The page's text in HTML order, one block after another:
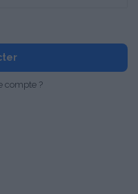
compte ?